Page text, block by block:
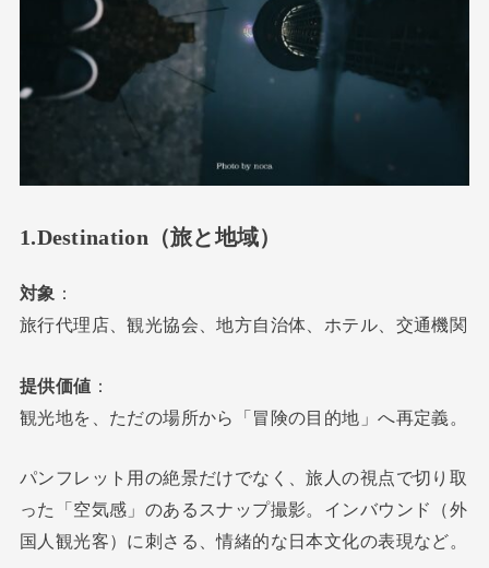
1.Destination（旅と地域）
対象 ：
旅行代理店、観光協会、地方自治体、ホテル、交通機関
提供価値 ：
観光地を、ただの場所から「冒険の目的地」へ再定義。
パンフレット用の絶景だけでなく、旅人の視点で切り取
った「空気感」のあるスナップ撮影。インバウンド（外
国人観光客）に刺さる、情緒的な日本文化の表現など。